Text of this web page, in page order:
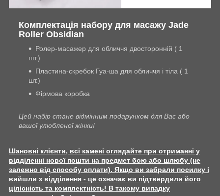
Комплектація набору для масажу Jade
Roller Оbsidian
Ролер-масажер для обличчя двосторонній ( 1
шт.)
Пластина-скребок Гуа-ша для обличчя і тіла ( 1
шт.)
Фірмова коробка
Цей набір стане відмінним подарунком для Вас або
вашої улюбленої жінки!
Шановні клієнти, всі камені оглядайте при отриманні у
відділенні нової пошти на предмет бою або шлюбу (не
залежно від способу оплати). Якщо ви забрали посилку і
вийшли з відділення - це означає ви підтвердили його
цілісність та комплектність! В такому випадку